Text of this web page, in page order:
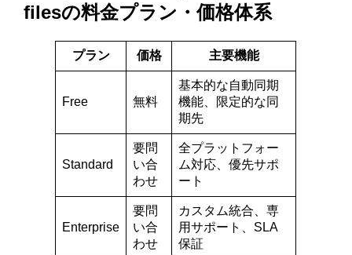
filesの料金プラン・価格体系
プラン 価格 主要機能
Free 無料
基本的な自動同期
機能、限定的な同
期先
Standard
要問
い合
わせ
全プラットフォー
ム対応、優先サポ
ート
Enterprise
要問
い合
わせ
カスタム統合、専
用サポート、SLA
保証